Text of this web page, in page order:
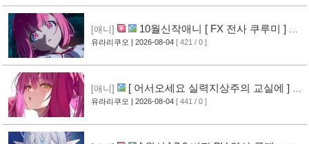
[애니]
10월신작애니 [ FX 전사 쿠루미 ] PV
영상 공개
[6]
유라리쿠오 | 2026-08-04 [ 421 / 0 ]
[애니]
[ 어서오세요 실력지상주의 교실에 ] 블
루레이 VOL.2 표지 공개 [7]
유라리쿠오 | 2026-08-04 [ 441 / 0 ]